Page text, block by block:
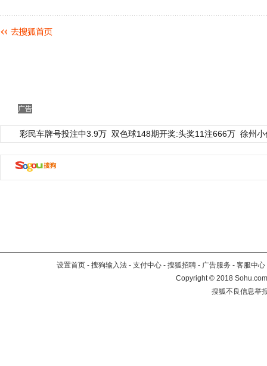
广告
彩民车牌号投注中3.9万 双色球148期开奖:头奖11注666万 徐州
设置首页 - 搜狗输入法 - 支付中心 - 搜狐招聘 - 广告服务 - 客服中心
Copyright©2018
搜狐不良信息举